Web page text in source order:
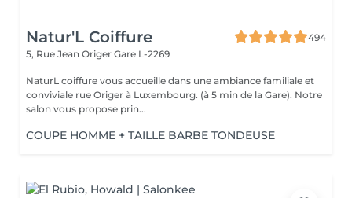
Natur'L Coiffure
494
5, Rue Jean Origer Gare L-2269
NaturL coiffure vous accueille dans une ambiance familiale et
conviviale rue Origer à Luxembourg. (à 5 min de la Gare). Notre
salon vous propose prin...
COUPE HOMME + TAILLE BARBE TONDEUSE